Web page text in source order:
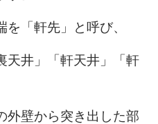
「軒先」と呼び、
天井」「軒天井」「軒
外壁から突き出した部